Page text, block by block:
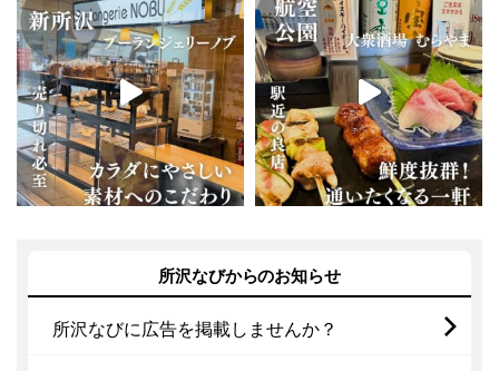
所沢なびからのお知らせ
所沢なびに広告を掲載しませんか？